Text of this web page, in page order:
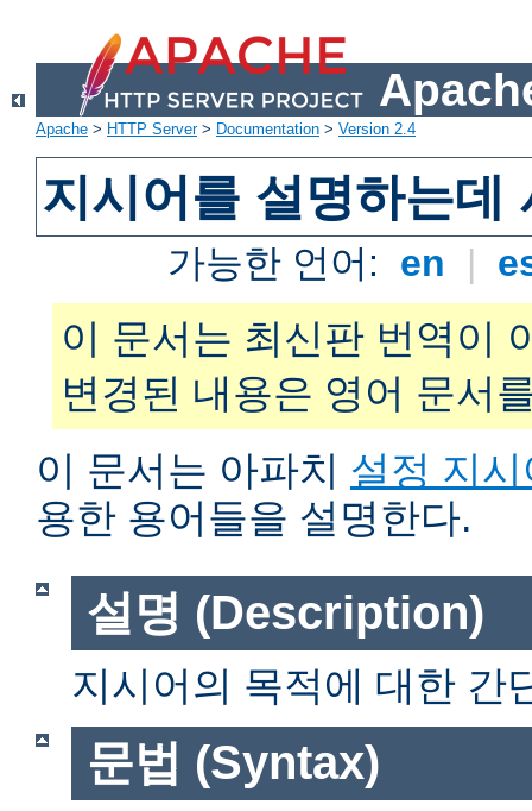
Apache > HTTP Server> Documentation > Version 2.4
지시어를 설명하는데
가능한 언어: en |
이 문서는 최신판 번역이
변경된 내용은 영어 문서
이 문서는 아파치 설정 지시
용한 용어들을 설명한다.
설명 (Description)
지시어의 목적에 대한 간
문법 (Syntax)